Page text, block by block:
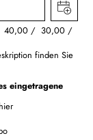
40,00 30,00
finden Sie
eingetragene
hier